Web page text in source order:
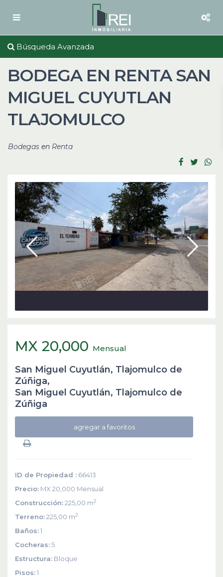
Búsqueda Avanzada
BODEGA EN RENTA SAN
MIGUEL CUYUTLAN
TLAJOMULCO
Bodegas en Renta
MX 20,000 Mensual
San Miguel Cuyutlán, Tlajomulco de
Zúñiga,
San Miguel Cuyutlán, Tlajomulco de
Zúñiga
agregar a favoritos
ID de Propiedad : 66413
Precio: MX 20,000 Mensual
Construcción:225,00 m2
Terreno:225,00 m2
Baños:1
Cocheras:5
Estructura: Bloque
Pisos:1